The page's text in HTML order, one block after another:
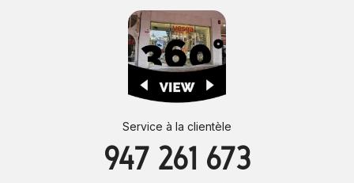
Service à la clientèle
947 261 673